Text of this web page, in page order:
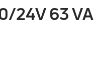
24V 63 VA